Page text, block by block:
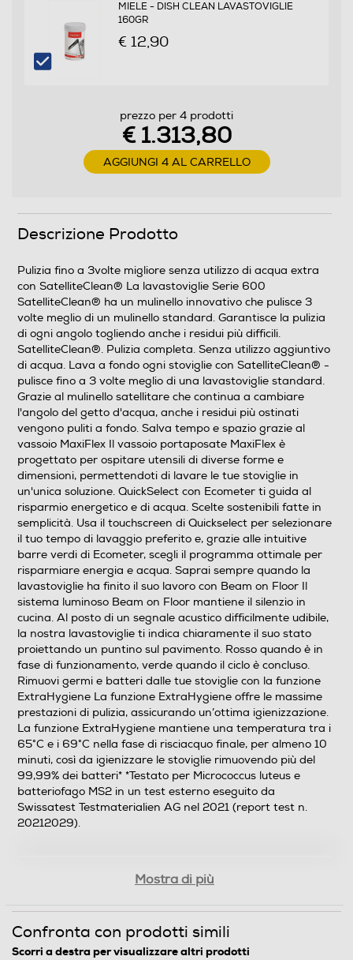
Prelavaggio
Programmi speciali
Funzioni e Plus
Display
Wi-Fi
Indicazione fasi lavaggio
Auto/Ecodosatore
Senza Auto/Ecodosatore
Apertura porta automatica
Con apertura porta automatica
Indicazione tempo residuo
Indicazione fine lavaggio
Indicazione fine lavaggio
Tasto partenza ritardata
Riconoscimento grado sporco
Auto-riconoscimento carico
MIELE - DISH CLEAN LAVASTOVIGLIE
160GR
€ 12,90
prezzo per 4 prodotti
€ 1.313,80
AGGIUNGI 4 AL CARRELLO
Descrizione Prodotto
Pulizia fino a 3volte migliore senza utilizzo di acqua extra
con SatelliteClean® La lavastoviglie Serie 600
SatelliteClean® ha un mulinello innovativo che pulisce 3
volte meglio di un mulinello standard. Garantisce la pulizia
di ogni angolo togliendo anche i residui più difficili.
SatelliteClean®. Pulizia completa. Senza utilizzo aggiuntivo
di acqua. Lava a fondo ogni stoviglie con SatelliteClean® -
pulisce fino a 3 volte meglio di una lavastoviglie standard.
Grazie al mulinello satellitare che continua a cambiare
l'angolo del getto d'acqua, anche i residui più ostinati
vengono puliti a fondo. Salva tempo e spazio grazie al
vassoio MaxiFlex Il vassoio portaposate MaxiFlex è
progettato per ospitare utensili di diverse forme e
dimensioni, permettendoti di lavare le tue stoviglie in
un'unica soluzione. QuickSelect con Ecometer ti guida al
risparmio energetico e di acqua. Scelte sostenibili fatte in
semplicità. Usa il touchscreen di Quickselect per selezionare
il tuo tempo di lavaggio preferito e, grazie alle intuitive
barre verdi di Ecometer, scegli il programma ottimale per
risparmiare energia e acqua. Saprai sempre quando la
lavastoviglie ha finito il suo lavoro con Beam on Floor Il
sistema luminoso Beam on Floor mantiene il silenzio in
cucina. Al posto di un segnale acustico difficilmente udibile,
la nostra lavastoviglie ti indica chiaramente il suo stato
proiettando un puntino sul pavimento. Rosso quando è in
fase di funzionamento, verde quando il ciclo è concluso.
Rimuovi germi e batteri dalle tue stoviglie con la funzione
ExtraHygiene La funzione ExtraHygiene offre le massime
prestazioni di pulizia, assicurando un’ottima igienizzazione.
La funzione ExtraHygiene mantiene una temperatura tra i
65°C e i 69°C nella fase di risciacquo finale, per almeno 10
minuti, così da igienizzare le stoviglie rimuovendo più del
99,99% dei batteri* *Testato per Micrococcus luteus e
batteriofago MS2 in un test esterno eseguito da
Swissatest Testmaterialien AG nel 2021 (report test n.
20212029).
Mostra di più
Confronta con prodotti simili
Scorri a destra per visualizzare altri prodotti